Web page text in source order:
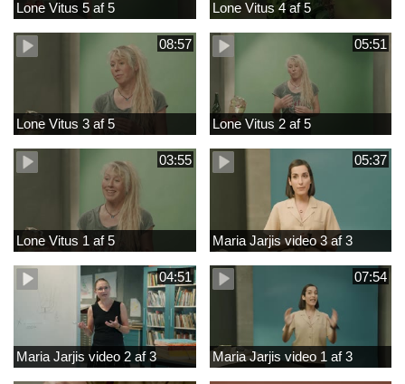
Lone Vitus 5 af 5 Lone Vitus 4 af 5
08:57
Lone Vitus 3 af 5
05:51
Lone Vitus 2 af 5
03:55
Lone Vitus 1 af 5
05:37
Maria Jarjis video 3 af 3
04:51
Maria Jarjis video 2 af 3
07:54
Maria Jarjis video 1 af 3